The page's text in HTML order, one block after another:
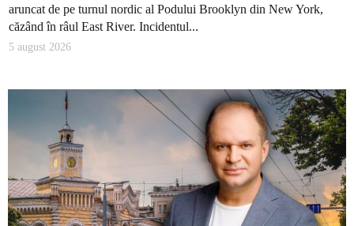
aruncat de pe turnul nordic al Podului Brooklyn din New York,
căzând în râul East River. Incidentul...
5 august 2026